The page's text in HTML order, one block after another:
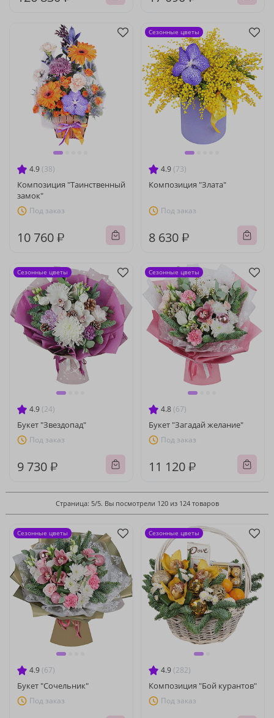
4.9 (38)
Композиция "Таинственный
замок"
Под заказ
10 760 ₽
4.9 (73)
Композиция "Злата"
Под заказ
8 630 ₽
Сезонные цветы
4.9 (24)
Букет "Звездопад"
Под заказ
9 730 ₽
Сезонные цветы
4.8 (67)
Букет "Загадай желание"
Под заказ
11 120 ₽
Сезонные цветы
Страница: 5/5. Вы посмотрели 120 из 124 товаров
4.9 (67)
Букет "Сочельник"
Под заказ
Сезонные цветы
4.9 (282)
Композиция "Бой курантов"
Под заказ
Сезонные цветы